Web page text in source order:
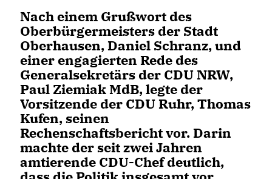
Nach einem Grußwort des
Oberbürgermeisters der Stadt
Oberhausen, Daniel Schranz, und
einer engagierten Rede des
Generalsekretärs der CDU NRW,
Paul Ziemiak MdB, legte der
Vorsitzende der CDU Ruhr, Thomas
Kufen, seinen
Rechenschaftsbericht vor. Darin
machte der seit zwei Jahren
amtierende CDU-Chef deutlich,